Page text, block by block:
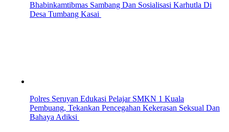
Bhabinkamtibmas Sambang Dan Sosialisasi Karhutla Di
Desa Tumbang Kasai
Polres Seruyan Edukasi Pelajar SMKN 1 Kuala
Pembuang, Tekankan Pencegahan Kekerasan Seksual Dan
Bahaya Adiksi